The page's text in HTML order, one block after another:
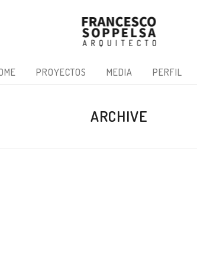
PROYECTOS MEDIA PERFIL
ARCHIVE